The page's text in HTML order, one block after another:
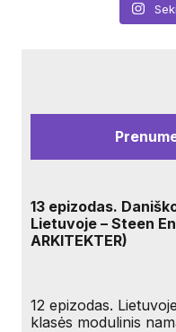
13 epizodas.
Lietuvoje – Steen
ARKITEKTER)
12 epizodas.
klasės modulinis